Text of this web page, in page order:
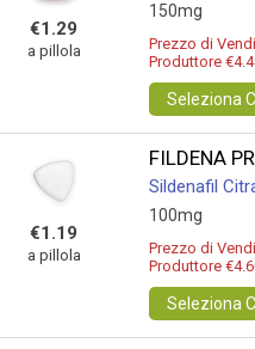
€1.29
a pillola
150mg
Prezzo di
Produttore
Seleziona
€1.19
a pillola
FILDENA
Sildenafil
100mg
Prezzo di
Produttore
Seleziona